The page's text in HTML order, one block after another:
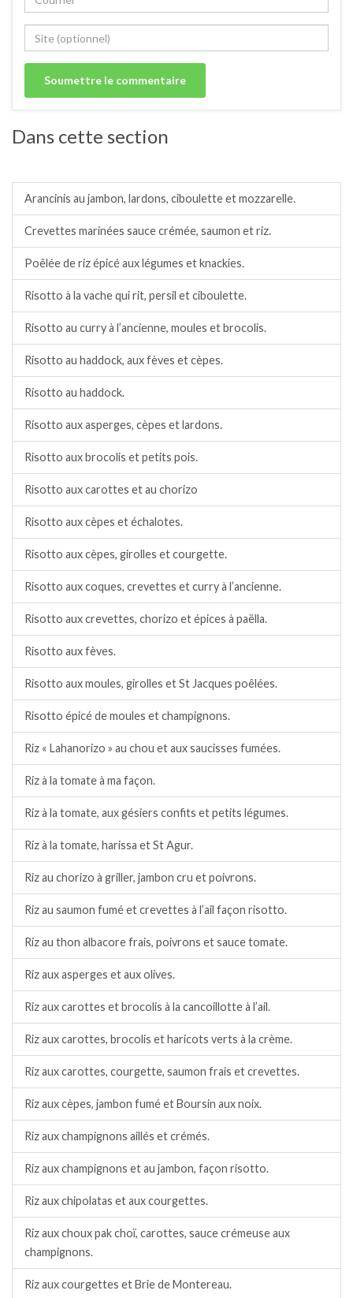
Dans cette section
Arancinis au jambon, lardons, ciboulette et mozzarelle.
Crevettes marinées sauce crémée, saumon et riz.
Poêlée de riz épicé aux légumes et knackies.
Risotto à la vache qui rit, persil et ciboulette.
Risotto au curry à l’ancienne, moules et brocolis.
Risotto au haddock, aux fèves et cèpes.
Risotto au haddock.
Risotto aux asperges, cèpes et lardons.
Risotto aux brocolis et petits pois.
Risotto aux carottes et au chorizo
Risotto aux cèpes et échalotes.
Risotto aux cèpes, girolles et courgette.
Risotto aux coques, crevettes et curry à l’ancienne.
Risotto aux crevettes, chorizo et épices à paëlla.
Risotto aux fèves.
Risotto aux moules, girolles et St Jacques poêlées.
Risotto épicé de moules et champignons.
Riz « Lahanorizo » au chou et aux saucisses fumées.
Riz à la tomate à ma façon.
Riz à la tomate, aux gésiers confits et petits légumes.
Riz à la tomate, harissa et St Agur.
Riz au chorizo à griller, jambon cru et poivrons.
Riz au saumon fumé et crevettes à l’ail façon risotto.
Riz au thon albacore frais, poivrons et sauce tomate.
Riz aux asperges et aux olives.
Riz aux carottes et brocolis à la cancoillotte à l’ail.
Riz aux carottes, brocolis et haricots verts à la crème.
Riz aux carottes, courgette, saumon frais et crevettes.
Riz aux cèpes, jambon fumé et Boursin aux noix.
Riz aux champignons aillés et crémés.
Riz aux champignons et au jambon, façon risotto.
Riz aux chipolatas et aux courgettes.
Riz aux choux pak choï, carottes, sauce crémeuse aux
champignons.
Riz aux courgettes et Brie de Montereau.